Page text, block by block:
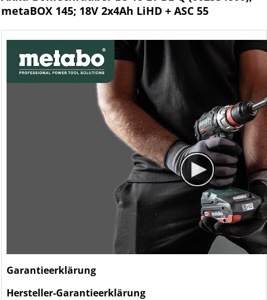
metaBOX 145; 18V 2x4Ah LiHD + ASC 55
Garantieerklärung
Hersteller-Garantieerklärung